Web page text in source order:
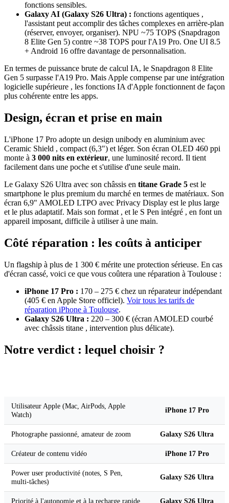
fonctions sensibles.
Galaxy AI (Galaxy S26 Ultra) : fonctions agentiques ,
l'assistant peut accomplir des tâches complexes en arrière-plan
(réserver, envoyer, organiser). NPU ~75 TOPS (Snapdragon
8 Elite Gen 5) contre ~38 TOPS pour l'A19 Pro. One UI 8.5
+ Android 16 offre davantage de personnalisation.
En termes de puissance brute de calcul IA, le Snapdragon 8 Elite
Gen 5 surpasse l'A19 Pro. Mais Apple compense par une intégration
logicielle supérieure , les fonctions IA d'Apple fonctionnent de façon
plus cohérente entre les apps.
Design, écran et prise en main
L'iPhone 17 Pro adopte un design unibody en aluminium avec
Ceramic Shield , compact (6,3") et léger. Son écran OLED 460 ppi
monte à 3 000 nits en extérieur, une luminosité record. Il tient
facilement dans une poche et s'utilise d'une seule main.
Le Galaxy S26 Ultra avec son châssis en titane Grade 5 est le
smartphone le plus premium du marché en termes de matériaux. Son
écran 6,9" AMOLED LTPO avec Privacy Display est le plus large
et le plus adaptatif. Mais son format , et le S Pen intégré , en font un
appareil imposant, difficile à utiliser à une main.
Côté réparation : les coûts à anticiper
Un flagship à plus de 1 300 € mérite une protection sérieuse. En cas
d'écran cassé, voici ce que vous coûtera une réparation à Toulouse :
iPhone 17 Pro : 170 – 275 € chez un réparateur indépendant
(405 € en Apple Store officiel). Voir tous les tarifs de
réparation iPhone à Toulouse.
Galaxy S26 Ultra : 220 – 300 € (écran AMOLED courbé
avec châssis titane , intervention plus délicate).
Notre verdict : lequel choisir ?
Utilisateur Apple (Mac, AirPods, Apple
Watch)
iPhone 17 Pro
Photographe passionné, amateur de zoom Galaxy S26 Ultra
Créateur de contenu vidéo iPhone 17 Pro
Power user productivité (notes, S Pen,
multi-tâches)
Galaxy S26 Ultra
Priorité à l'autonomie et à la recharge rapide Galaxy S26 Ultra